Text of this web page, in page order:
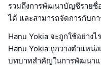
รวมถึงการพัฒนาบัญชีรายชื่
ได้ และสามารถจัดการกับก
Hanu Yokia จะถูกใช้อย่างไ
Hanu Yokia ถูกวางตำแหน่
บทบาทสำคัญในการพัฒนาแ